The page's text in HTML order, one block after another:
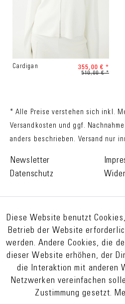
Cardigan 355,00 € *
510,00 € *
* Alle Preise verstehen sich inkl.
Versandkosten und ggf.
anders beschrieben. Versand nur
Newsletter
Datenschutz
Diese Website benutzt
Betrieb der Website
werden. Andere Cookies, die
dieser Website erhöhen, der
die Interaktion mit anderen
Netzwerken vereinfachen
Zustimmung gesetzt.